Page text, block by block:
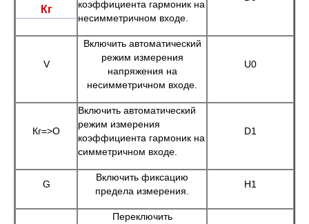
Кг
коэффициента гармоник на
несимметричном входе.
V
Включить автоматический
режим измерения
напряжения на
несимметричном входе.
U0
Кг=>O
Включить автоматический
режим измерения
коэффициента гармоник на
симметричном входе.
D1
G
Включить фиксацию
предела измерения.
H1
Переключить